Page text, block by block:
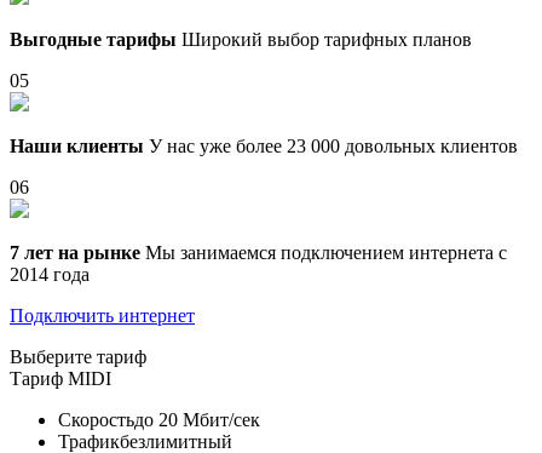
Выгодные тарифы Широкий выбор тарифных планов
05
Наши клиенты У нас уже более 23 000 довольных клиентов
06
7 лет на рынке Мы занимаемся подключением интернета с
2014 года
Подключить интернет
Выберите тариф
Тариф MIDI
Скоростьдо 20 Мбит/сек
Трафикбезлимитный